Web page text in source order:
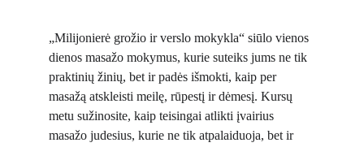
„Milijonierė grožio ir verslo mokykla“ siūlo vienos
dienos masažo mokymus, kurie suteiks jums ne tik
praktinių žinių, bet ir padės išmokti, kaip per
masažą atskleisti meilę, rūpestį ir dėmesį. Kursų
metu sužinosite, kaip teisingai atlikti įvairius
masažo judesius, kurie ne tik atpalaiduoja, bet ir